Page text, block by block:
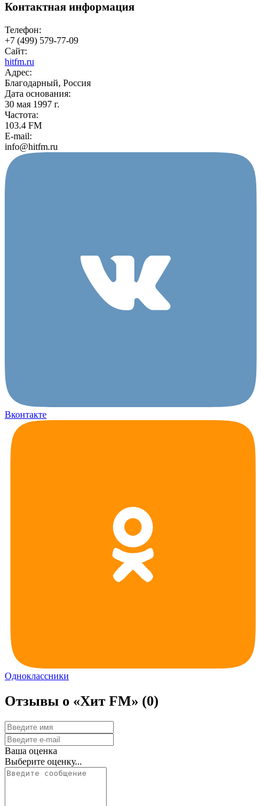
Контактная информация
Телефон:
+7 (499) 579-77-09
Сайт:
hitfm.ru
Адрес:
Благодарный, Россия
Дата основания:
30 мая 1997 г.
Частота:
103.4 FM
E-mail:
info@hitfm.ru
Вконтакте
Одноклассники
Отзывы о «Хит FM» (0)
Ваша оценка
Выберите оценку...